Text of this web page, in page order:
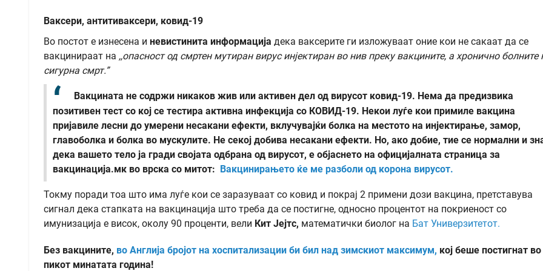
Ваксери, антитиваксери, ковид-19
Во постот е изнесена и невистинита информација дека ваксерите ги изложуваат оние кои не сакаат да се
вакцинираат на ,,опасност од смртен мутиран вирус инјектиран во нив преку вакцините, а хронично болните
сигурна смрт.”
Вакцината не содржи никаков жив или активен дел од вирусот ковид-19. Нема да предизвика
позитивен тест со кој се тестира активна инфекција со КОВИД-19. Некои луѓе кои примиле вакцина
пријавиле лесни до умерени несакани ефекти, вклучувајќи болка на местото на инјектирање, замор,
главоболка и болка во мускулите. Не секој добива несакани ефекти. Но, ако добие, тие се нормални и
дека вашето тело ја гради својата одбрана од вирусот, е објаснето на официјалната страница за
вакцинација.мк во врска со митот: Вакцинирањето ќе ме разболи од корона вирусот.
Токму поради тоа што има луѓе кои се заразуваат со ковид и покрај 2 примени дози вакцина, претставува
сигнал дека стапката на вакцинација што треба да се постигне, односно процентот на покриеност со
имунизација е висок, околу 90 проценти, вели Кит Јејтс, математички биолог на Бат Универзитетот.
Без вакцините, во Англија бројот на хоспитализации би бил над зимскиот максимум, кој беше постигнат во
пикот минатата година!